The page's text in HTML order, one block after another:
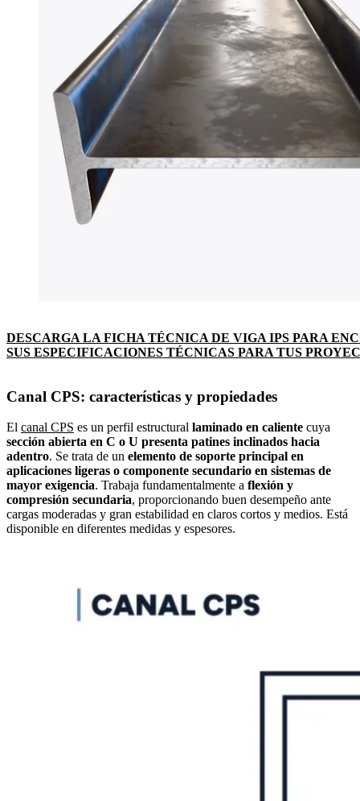
DESCARGA LA FICHA TÉCNICA DE VIGA IPS PARA
SUS ESPECIFICACIONES TÉCNICAS PARA TUS
Canal CPS: características y propiedades
El canal CPS es un perfil estructural laminado en caliente cuya
sección abierta en C o U presenta patines inclinados hacia
adentro. Se trata de un elemento de soporte principal en
aplicaciones ligeras o componente secundario en sistemas de
mayor exigencia. Trabaja fundamentalmente a flexión y
compresión secundaria, proporcionando buen desempeño ante
cargas moderadas y gran estabilidad en claros cortos y medios. Está
disponible en diferentes medidas y espesores.